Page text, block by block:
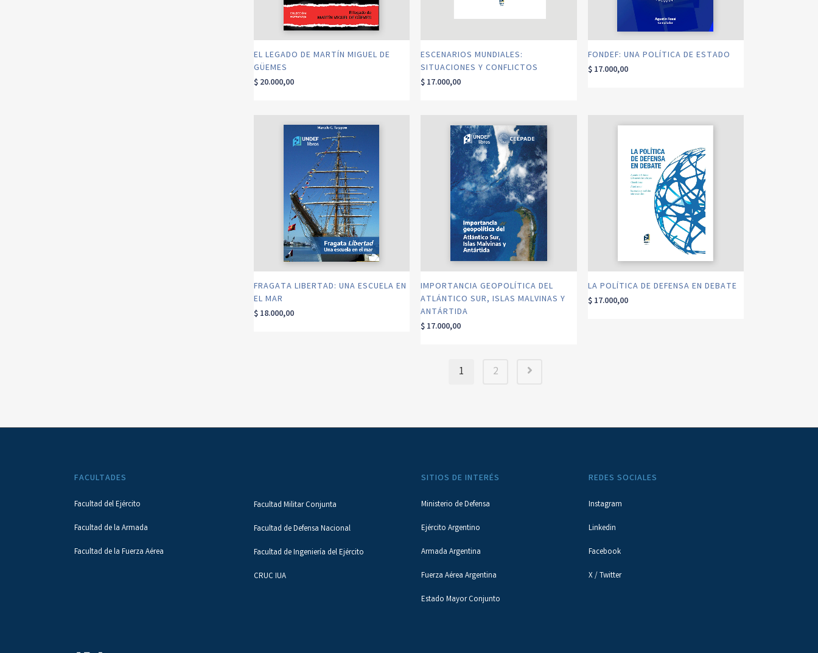
EL LEGADO DE MARTÍN MIGUEL DE
GÜEMES
$ 20.000,00
ESCENARIOS MUNDIALES:
SITUACIONES Y CONFLICTOS
$ 17.000,00
FONDEF: UNA POLÍTICA DE ESTADO
$17.000,00
FRAGATA LIBERTAD: UNA ESCUELA EN
EL MAR
$ 18.000,00
IMPORTANCIA GEOPOLÍTICA DEL
ATLÁNTICO SUR, ISLAS MALVINAS Y
ANTÁRTIDA
$ 17.000,00
LA POLÍTICA DE DEFENSA EN DEBATE
$17.000,00
1 2
FACULTADES
Facultad del Ejército
Facultad de la Armada
Facultad de la Fuerza Aérea
Facultad Militar Conjunta
Facultad de Defensa Nacional
Facultad de Ingeniería del Ejército
CRUC IUA
SITIOS DE INTERÉS
Ministerio de Defensa
Ejército Argentino
Armada Argentina
Fuerza Aérea Argentina
Estado Mayor Conjunto
REDES SOCIALES
Instagram
Linkedin
Facebook
X / Twitter